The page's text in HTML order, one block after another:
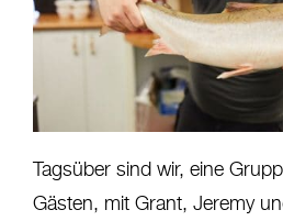
Tagsüber sind wir, eine
Gästen, mit Grant, Jeremy